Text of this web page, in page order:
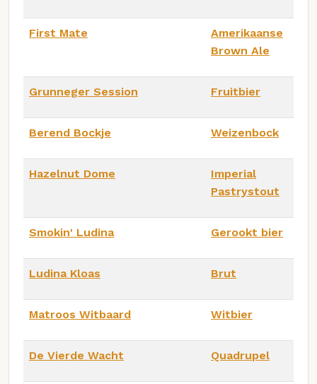
First Mate
Amerikaanse
Brown Ale
Grunneger Session Fruitbier
Berend Bockje Weizenbock
Hazelnut Dome
Imperial
Pastrystout
Smokin' Ludina Gerookt bier
Ludina Kloas Brut
Matroos Witbaard Witbier
De Vierde Wacht Quadrupel